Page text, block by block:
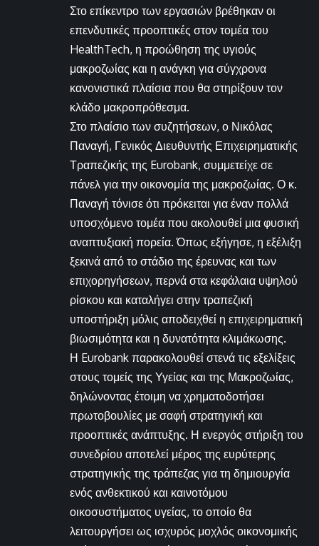
Στο επίκεντρο των εργασιών βρέθηκαν οι
επενδυτικές προοπτικές στον τομέα του
HealthTech, η προώθηση της υγιούς
μακροζωίας και η ανάγκη για σύγχρονα
κανονιστικά πλαίσια που θα στηρίξουν τον
κλάδο μακροπρόθεσμα.
Στο πλαίσιο των συζητήσεων, ο Νικόλας
Παναγή, Γενικός Διευθυντής Επιχειρηματικής
Τραπεζικής της Eurobank, συμμετείχε σε
πάνελ για την οικονομία της μακροζωίας. Ο κ.
Παναγή τόνισε ότι πρόκειται για έναν πολλά
υποσχόμενο τομέα που ακολουθεί μια φυσική
αναπτυξιακή πορεία. Όπως εξήγησε, η εξέλιξη
ξεκινά από το στάδιο της έρευνας και των
επιχορηγήσεων, περνά στα κεφάλαια υψηλού
ρίσκου και καταλήγει στην τραπεζική
υποστήριξη μόλις αποδειχθεί η επιχειρηματική
βιωσιμότητα και η δυνατότητα κλιμάκωσης.
Η Eurobank παρακολουθεί στενά τις εξελίξεις
στους τομείς της Υγείας και της Μακροζωίας,
δηλώνοντας έτοιμη να χρηματοδοτήσει
πρωτοβουλίες με σαφή στρατηγική και
προοπτικές ανάπτυξης. Η ενεργός στήριξη του
συνεδρίου αποτελεί μέρος της ευρύτερης
στρατηγικής της τράπεζας για τη δημιουργία
ενός ανθεκτικού και καινοτόμου
οικοσυστήματος υγείας, το οποίο θα
λειτουργήσει ως ισχυρός μοχλός οικονομικής